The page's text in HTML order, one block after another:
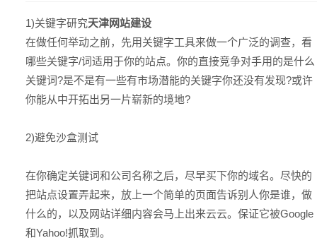
1)关键字研究天津网站建设
在做任何举动之前，先用关键字工具来做一个广泛的调查，看
哪些关键字/词适用于你的站点。你的直接竞争对手用的是什么
关键词?是不是有一些有市场潜能的关键字你还没有发现?或许
你能从中开拓出另一片崭新的境地?
2)避免沙盒测试
在你确定关键词和公司名称之后，尽早买下你的域名。尽快的
把站点设置弄起来，放上一个简单的页面告诉别人你是谁，做
什么的，以及网站详细内容会马上出来云云。保证它被Google
和Yahoo!抓取到。